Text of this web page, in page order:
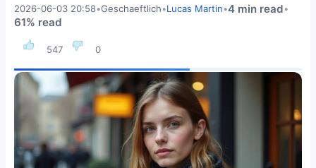
547 0
2026-06-03 20:58•Geschaeftlich•Lucas Martin•4 min read•
61% read